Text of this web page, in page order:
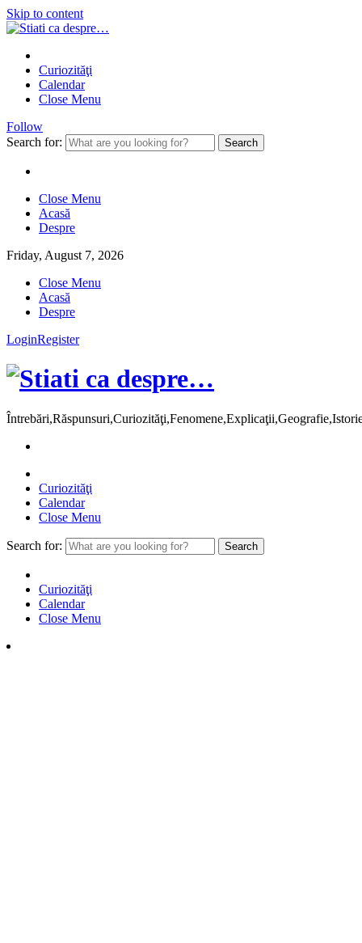
Skip to content
Curiozităţi
Calendar
Close Menu
Follow
Search for:
Close Menu
Acasă
Despre
Friday, August 7, 2026
Close Menu
Acasă
Despre
LoginRegister
Curiozităţi
Calendar
Close Menu
Search for:
Curiozităţi
Calendar
Close Menu